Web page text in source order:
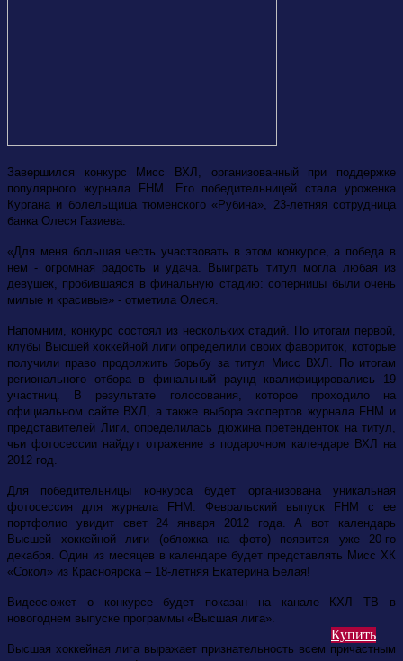
Завершился конкурс Мисс ВХЛ, организованный при поддержке
популярного журнала FHM. Его победительницей стала уроженка
Кургана и болельщица тюменского «Рубина», 23-летняя сотрудница
банка Олеся Газиева.
«Для меня большая честь участвовать в этом конкурсе, а победа в
нем - огромная радость и удача. Выиграть титул могла любая из
девушек, пробившаяся в финальную стадию: соперницы были очень
милые и красивые» - отметила Олеся.
Напомним, конкурс состоял из нескольких стадий. По итогам первой,
клубы Высшей хоккейной лиги определили своих фавориток, которые
получили право продолжить борьбу за титул Мисс ВХЛ. По итогам
регионального отбора в финальный раунд квалифицировались 19
участниц. В результате голосования, которое проходило на
официальном сайте ВХЛ, а также выбора экспертов журнала FHM и
представителей Лиги, определилась дюжина претенденток на титул,
чьи фотосессии найдут отражение в подарочном календаре ВХЛ на
2012 год.
Для победительницы конкурса будет организована уникальная
фотосессия для журнала FHM. Февральский выпуск FHM c ее
портфолио увидит свет 24 января 2012 года. А вот календарь
Высшей хоккейной лиги (обложка на фото) появится уже 20-го
декабря. Один из месяцев в календаре будет представлять Мисс ХК
«Сокол» из Красноярска – 18-летняя Екатерина Белая!
Видеосюжет о конкурсе будет показан на канале КХЛ ТВ в
новогоднем выпуске программы «Высшая лига».
Высшая хоккейная лига выражает признательность всем причастным
Купить